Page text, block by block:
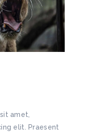
amet,
elit. Praesent